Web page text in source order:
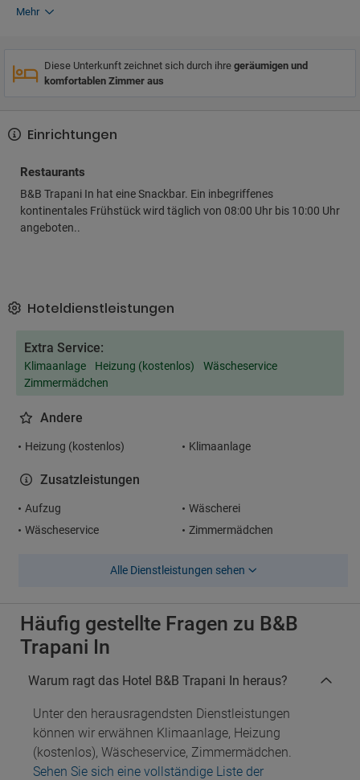
Mehr
Diese Unterkunft zeichnet sich durch ihre geräumigen und
komfortablen Zimmer aus
Einrichtungen
Restaurants
B&B Trapani In hat eine Snackbar. Ein inbegriffenes
kontinentales Frühstück wird täglich von 08:00 Uhr bis 10:00 Uhr
angeboten..
Hoteldienstleistungen
Extra Service:
Klimaanlage Heizung (kostenlos)
Wäscheservice
Zimmermädchen
Andere
Heizung (kostenlos) Klimaanlage
Zusatzleistungen
Aufzug
Wäscherei
Wäscheservice
Zimmermädchen
Alle Dienstleistungen sehen
Häufig gestellte Fragen zu B&B
Trapani In
Warum ragt das Hotel B&B Trapani In heraus?
Unter den herausragendsten Dienstleistungen
können wir erwähnen Klimaanlage, Heizung
(kostenlos), Wäscheservice, Zimmermädchen.
Sehen Sie sich eine vollständige Liste der